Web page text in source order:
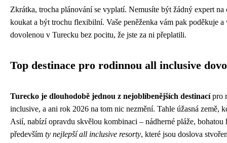
Zkrátka, trocha plánování se vyplatí. Nemusíte být žádný expert na
koukat a být trochu flexibilní. Vaše peněženka vám pak poděkuje a
dovolenou v Turecku bez pocitu, že jste za ni přeplatili.
Top destinace pro rodinnou all inclusive
Turecko je dlouhodobě jednou z nejoblíbenějších destinacípro
inclusive, a ani rok 2026 na tom nic nezmění. Tahle úžasná země,
Asií, nabízí opravdu skvělou kombinaci – nádherné pláže,
především ty nejlepší all inclusive resorty, které jsou doslova